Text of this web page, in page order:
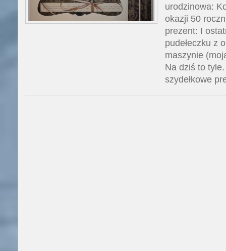
urodzinowa:
okazji 50
prezent: I
pudełeczku z
maszynie
Na dziś to
szydełkowe